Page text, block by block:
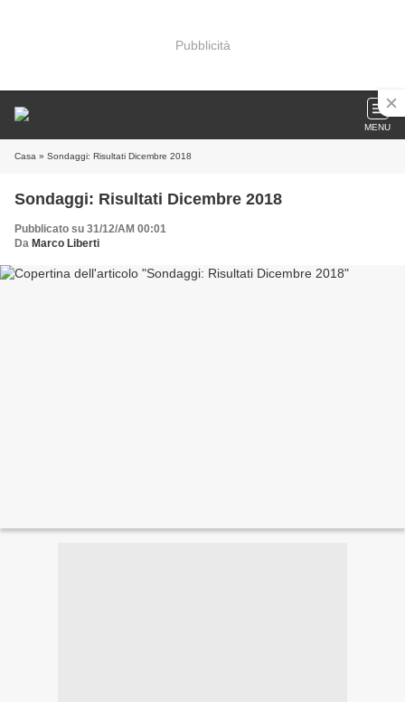
Pubblicità
MENU
Casa » Sondaggi: Risultati Dicembre 2018
Sondaggi: Risultati Dicembre 2018
Pubblicato su 31/12/AM 00:01
Da Marco Liberti